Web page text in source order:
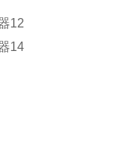
12
14